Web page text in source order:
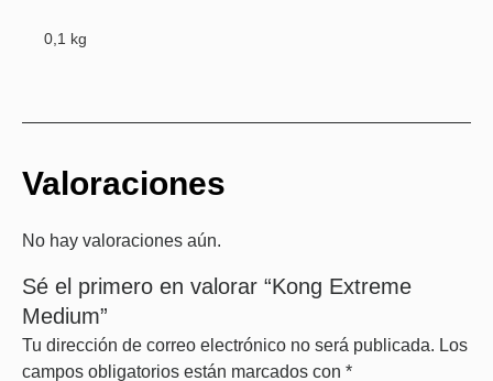
0,1 kg
Valoraciones
No hay valoraciones aún.
Sé el primero en valorar “Kong Extreme
Medium”
Tu dirección de correo electrónico no será publicada. Los
campos obligatorios están marcados con *